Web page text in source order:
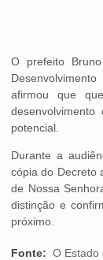
O prefeito
afirmou que
potencial.
Durante a
cópia do Decreto
de Nossa
distinção e
próximo.
Fonte: O Estado